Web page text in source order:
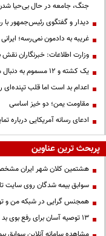
جنگ، جامعه در حال بی‌حیا
دیدار و گفتگوی رئیس‌جمهور با
غریبه به دادمون نمی‌رسه؛
وزارت اطلاعات: خبرنگاران
یک کشته و ۱۲ مسموم به دنبال مصرف مشروبات الکلی در نیشابور
اعدام بد است اما قلب تپنده‌ای
مقاومت یمن؛ دو خیز اساسی
ادعای رسانه آمریکایی درباره
پربحث ترین عناوین
هشتمین کلان شهر ایران
سوابق بیمه شدگان روی سایت
همجنس گرایی در شبکه من و
13 توصیه آسان برای رفع بوی بد دهان